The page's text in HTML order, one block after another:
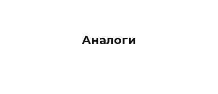
Аналоги